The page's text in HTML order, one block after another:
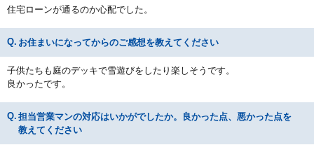
住宅ローンが通るのか心配でした。
お住まいになってからのご感想を教えてください
子供たちも庭のデッキで雪遊びをしたり楽しそうです。
良かったです。
担当営業マンの対応はいかがでしたか。良かった点、悪かった点を
教えてください